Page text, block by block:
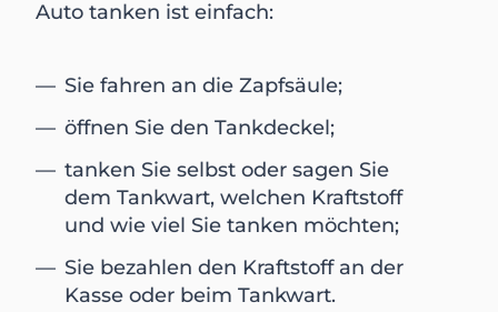
Auto tanken ist einfach:
Sie fahren an die Zapfsäule;
öffnen Sie den Tankdeckel;
tanken Sie selbst oder sagen Sie
dem Tankwart, welchen Kraftstoff
und wie viel Sie tanken möchten;
Sie bezahlen den Kraftstoff an der
Kasse oder beim Tankwart.